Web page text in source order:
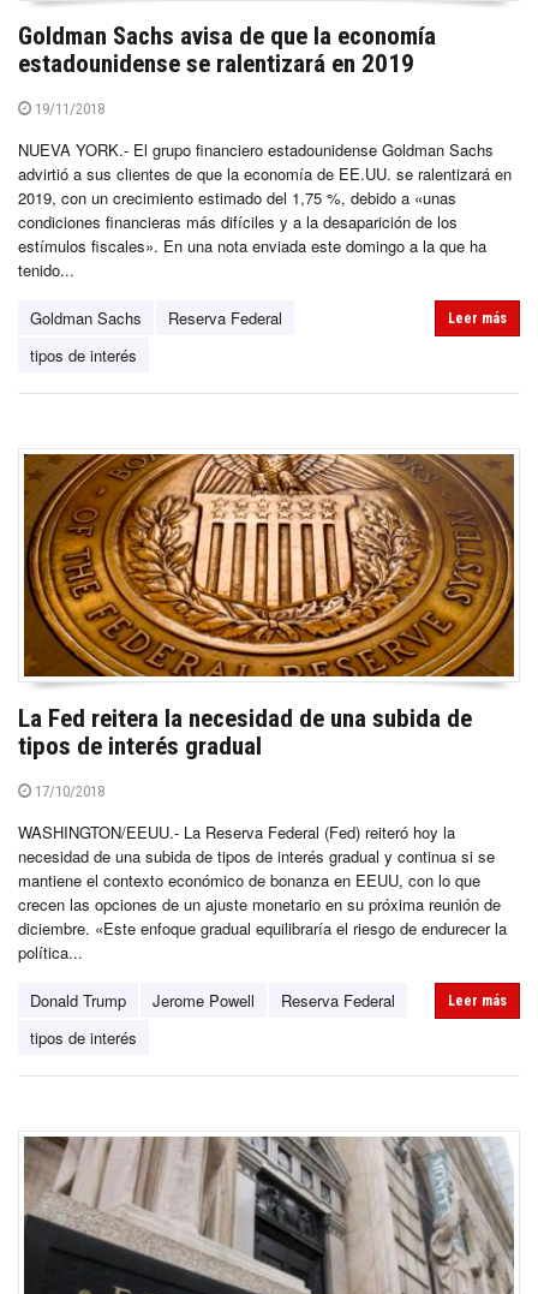
Goldman Sachs avisa de que la economía
estadounidense se ralentizará en 2019
19/11/2018
NUEVA YORK.- El grupo financiero estadounidense Goldman Sachs
advirtió a sus clientes de que la economía de EE.UU. se ralentizará en
2019, con un crecimiento estimado del 1,75 %, debido a «unas
condiciones financieras más difíciles y a la desaparición de los
estímulos fiscales». En una nota enviada este domingo a la que ha
tenido...
Goldman Sachs
Reserva Federal
tipos de interés
Leer más
La Fed reitera la necesidad de una subida de
tipos de interés gradual
17/10/2018
WASHINGTON/EEUU.- La Reserva Federal (Fed) reiteró hoy la
necesidad de una subida de tipos de interés gradual y continua si se
mantiene el contexto económico de bonanza en EEUU, con lo que
crecen las opciones de un ajuste monetario en su próxima reunión de
diciembre. «Este enfoque gradual equilibraría el riesgo de endurecer la
política...
Donald Trump Jerome Powell
Reserva Federal
tipos de interés
Leer más